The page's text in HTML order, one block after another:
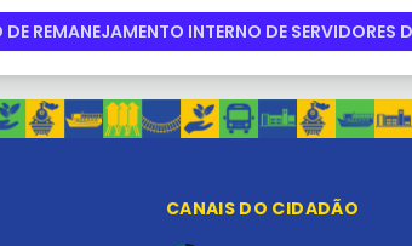
INTERNO DE SERVIDORES
CANAIS DO CIDADÃO